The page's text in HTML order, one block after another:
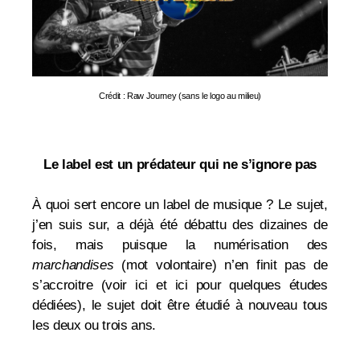
Crédit :Raw Journey(sans le logo au milieu)
Le label est un prédateur qui ne s’ignore pas
À quoi sert encore un label de musique ? Le sujet,
j’en suis sur, a déjà été débattu des dizaines de
fois, mais puisque la numérisation des
marchandises (mot volontaire) n’en finit pas de
s’accroitre (voir ici et ici pour quelques études
dédiées), le sujet doit être étudié à nouveau tous
les deux ou trois ans.